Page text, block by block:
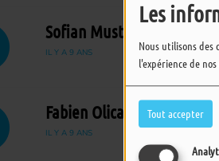
Les
Nous utilisons
l'expérience de
Tout accepter
Sofian Mustang
IL Y A 9 ANS
Fabien Olicard
IL Y A 9 ANS